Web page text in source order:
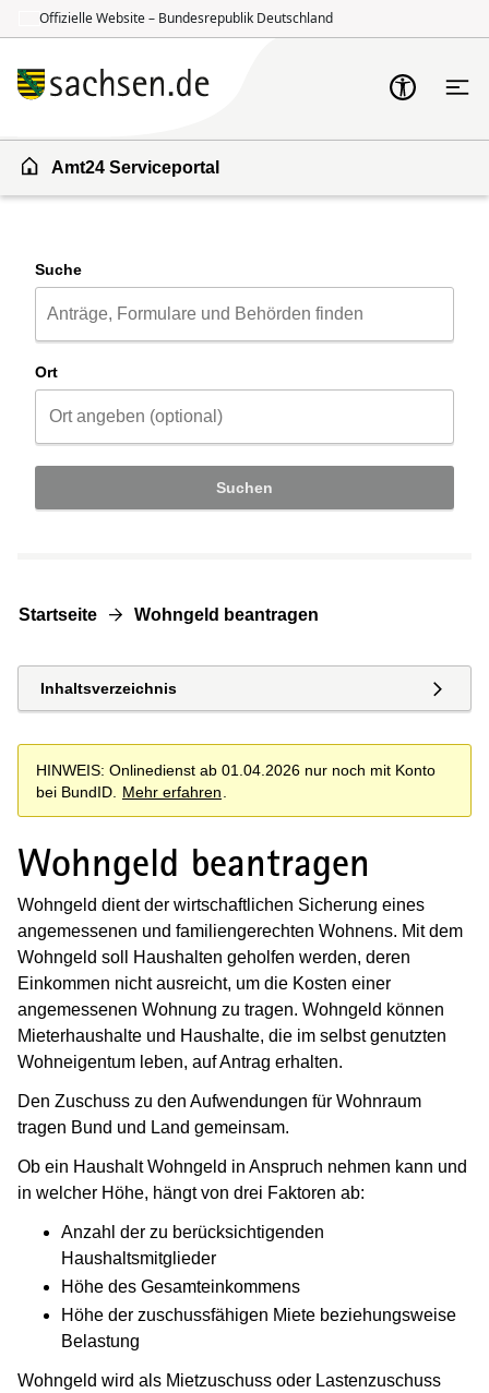
Offizielle Website – Bundesrepublik Deutschland
Amt24 Serviceportal
Suche
Ort
Suchen
Startseite Wohngeld beantragen
Inhaltsverzeichnis
HINWEIS: Onlinedienst ab 01.04.2026 nur noch mit Konto
bei BundID.
Mehr erfahren
Wohngeld beantragen
Wohngeld dient der wirtschaftlichen Sicherung eines
angemessenen und familiengerechten Wohnens. Mit dem
Wohngeld soll Haushalten geholfen werden, deren
Einkommen nicht ausreicht, um die Kosten einer
angemessenen Wohnung zu tragen. Wohngeld können
Mieterhaushalte und Haushalte, die im selbst genutzten
Wohneigentum leben, auf Antrag erhalten.
Den Zuschuss zu den Aufwendungen für Wohnraum
tragen Bund und Land gemeinsam.
Ob ein Haushalt Wohngeld in Anspruch nehmen kann und
in welcher Höhe, hängt von drei Faktoren ab:
Anzahl der zu berücksichtigenden
Haushaltsmitglieder
Höhe des Gesamteinkommens
Höhe der zuschussfähigen Miete beziehungsweise
Belastung
Wohngeld wird als Mietzuschuss oder Lastenzuschuss